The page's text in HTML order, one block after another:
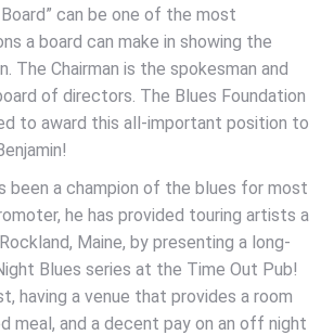
can be one of the most
a board can make in showing the
The Chairman is the spokesman and
of directors. The Blues Foundation
to award this all-important position to
been a champion of the blues for most
he has provided touring artists a
Maine, by presenting a long-
Blues series at the Time Out Pub!
having a venue that provides a room
meal, and a decent pay on an off night